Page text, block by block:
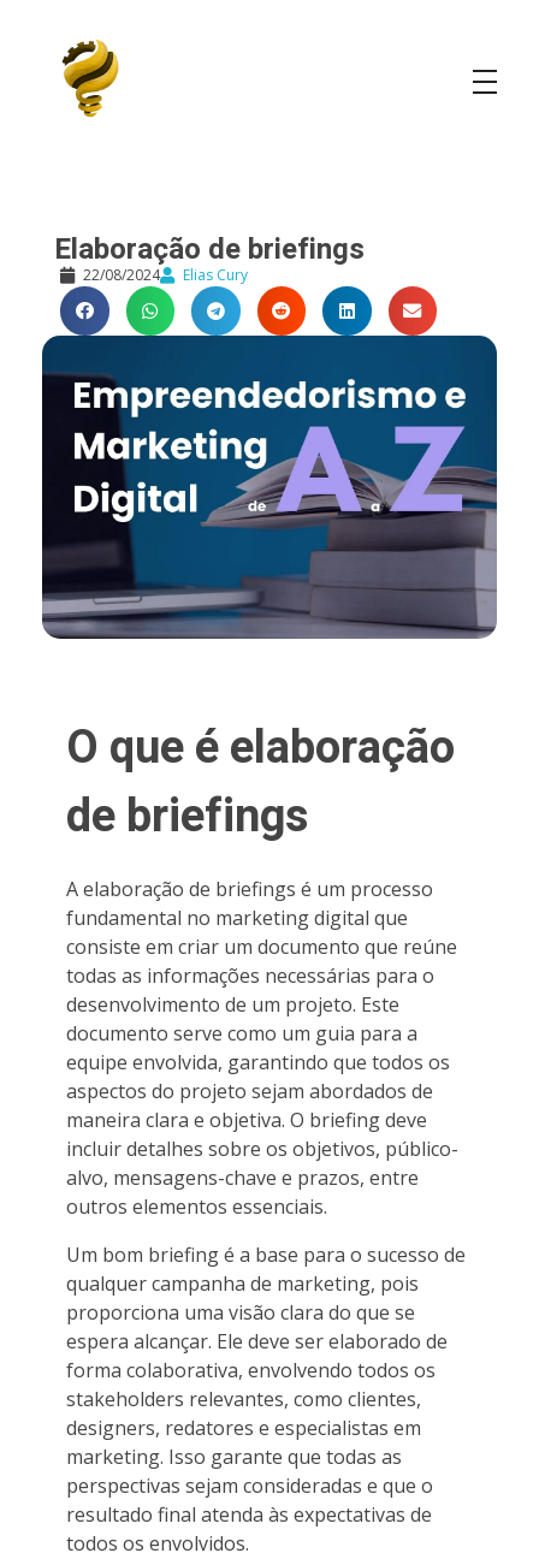
Elaboração de briefings
22/08/2024 Elias Cury
O que é elaboração
de briefings
A elaboração de briefings é um processo
fundamental no marketing digital que
consiste em criar um documento que reúne
todas as informações necessárias para o
desenvolvimento de um projeto. Este
documento serve como um guia para a
equipe envolvida, garantindo que todos os
aspectos do projeto sejam abordados de
maneira clara e objetiva. O briefing deve
incluir detalhes sobre os objetivos, público-
alvo, mensagens-chave e prazos, entre
outros elementos essenciais.
Um bom briefing é a base para o sucesso de
qualquer campanha de marketing, pois
proporciona uma visão clara do que se
espera alcançar. Ele deve ser elaborado de
forma colaborativa, envolvendo todos os
stakeholders relevantes, como clientes,
designers, redatores e especialistas em
marketing. Isso garante que todas as
perspectivas sejam consideradas e que o
resultado final atenda às expectativas de
todos os envolvidos.